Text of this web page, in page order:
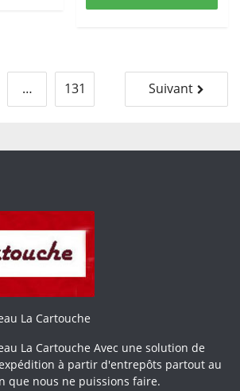
… 131 Suivant
La Cartouche
La Cartouche Avec une solution de
à partir d'entrepôts partout au
que nous ne puissions faire.